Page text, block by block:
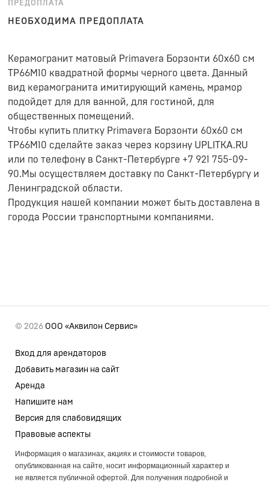
ПРЕДОПЛАТА
НЕОБХОДИМА ПРЕДОПЛАТА
Керамогранит матовый Primavera Борзонти 60x60 см
TP66M10 квадратной формы черного цвета. Данный
вид керамогранита имитирующий камень, мрамор
подойдет для для ванной, для гостиной, для
общественных помещений.
Чтобы купить плитку Primavera Борзонти 60x60 см
TP66M10 сделайте заказ через корзину UPLITKA.RU
или по телефону в Санкт-Петербурге +7 921 755-09-
90.Мы осуществляем доставку по Санкт-Петербургу и
Ленинградской области.
Продукция нашей компании может быть доставлена в
города России транспортными компаниями.
© 2026 ООО «Аквилон Сервис»
Вход для арендаторов
Добавить магазин на сайт
Аренда
Напишите нам
Версия для слабовидящих
Правовые аспекты
Информация о магазинах, акциях и стоимости товаров,
опубликованная на сайте, носит информационный характер и
не является публичной офертой. Для получения подробной и